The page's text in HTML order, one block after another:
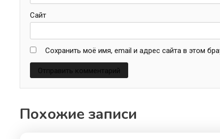
Сайт
Сохранить моё имя, email и адрес сайта в этом
Похожие записи